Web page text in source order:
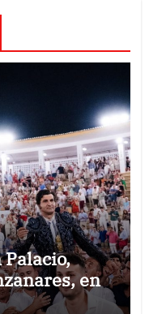
en